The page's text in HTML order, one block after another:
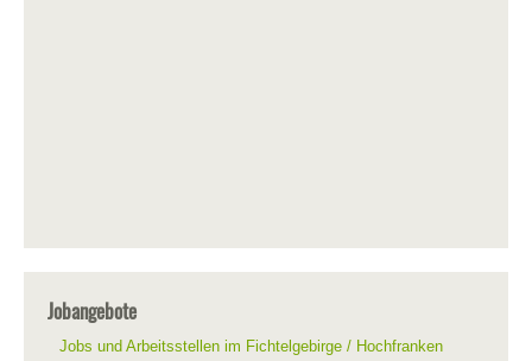
Jobangebote
Jobs und Arbeitsstellen im Fichtelgebirge / Hochfranken